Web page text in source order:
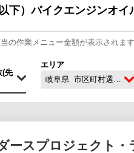
下）バイクエンジンオ
の作業メニュー金額が表示されます
エリア
岐阜県 市区町村選択なし
スプロジェクト・